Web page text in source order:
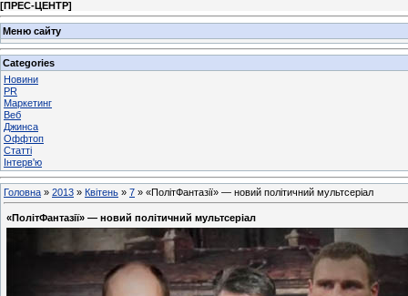
[ПРЕС-ЦЕНТР]
Меню сайту
Categories
Новини
PR
Маркетинг
Веб
Джинса
Оффтоп
Статті
Інтерв'ю
Головна » 2013 » Квітень » 7 » «ПолітФантазії» — новий політичний мультсеріал
«ПолітФантазії» — новий політичний мультсеріал